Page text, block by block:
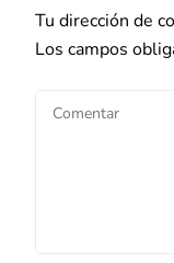
Tu dirección de
Los campos